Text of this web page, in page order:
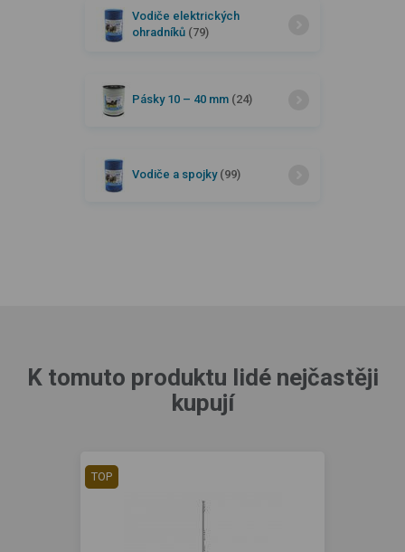
Vodiče elektrických
ohradníků (79)
Pásky 10 –⁠ 40 mm (24)
Vodiče a spojky (99)
K tomuto produktu lidé nejčastěji
kupují
TOP